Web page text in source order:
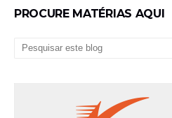
PROCURE MATÉRIAS AQUI